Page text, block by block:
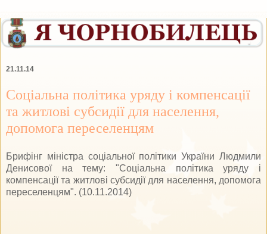
21.11.14
Соціальна політика уряду і компенсації
та житлові субсидії для населення,
допомога переселенцям
Брифінг міністра соціальної політики України Людмили
Денисової на тему: "Соціальна політика уряду і
компенсації та житлові субсидії для населення, допомога
переселенцям". (10.11.2014)